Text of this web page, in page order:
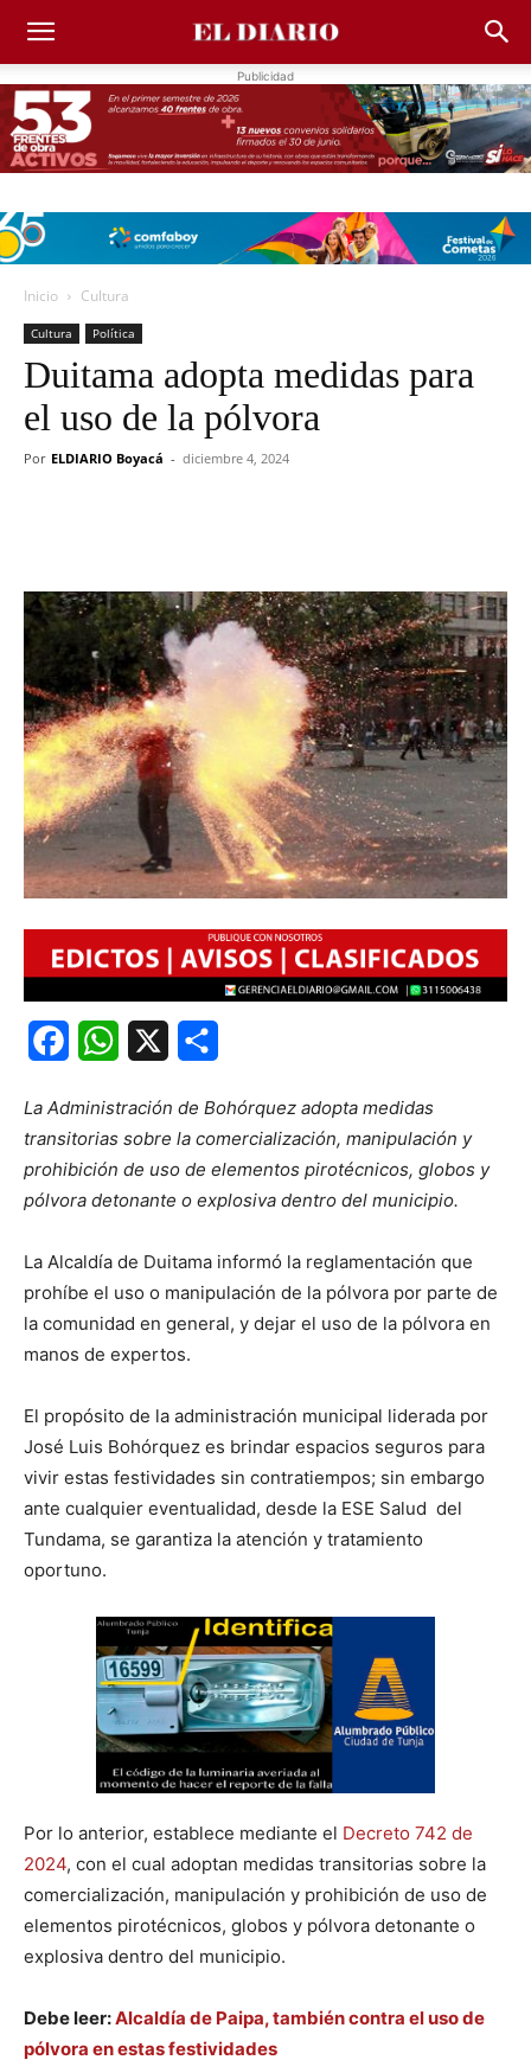
Publicidad
Inicio Cultura
Cultura Política
Duitama adopta medidas para
el uso de la pólvora
Por ELDIARIO Boyacá - diciembre 4, 2024
FacebookWhatsApp
La Administración de Bohórquez adopta medidas
transitorias sobre la comercialización, manipulación y
prohibición de uso de elementos pirotécnicos, globos y
pólvora detonante o explosiva dentro del municipio.
La Alcaldía de Duitama informó la reglamentación que
prohíbe el uso o manipulación de la pólvora por parte de
la comunidad en general, y dejar el uso de la pólvora en
manos de expertos.
El propósito de la administración municipal liderada por
José Luis Bohórquez es brindar espacios seguros para
vivir estas festividades sin contratiempos; sin embargo
ante cualquier eventualidad, desde la ESE Salud del
Tundama, se garantiza la atención y tratamiento
oportuno.
Por lo anterior, establece mediante el Decreto 742 de
2024, con el cual adoptan medidas transitorias sobre la
comercialización, manipulación y prohibición de uso de
elementos pirotécnicos, globos y pólvora detonante o
explosiva dentro del municipio.
Debe leer:Alcaldía de Paipa, también contra el uso de
pólvora en estas festividades